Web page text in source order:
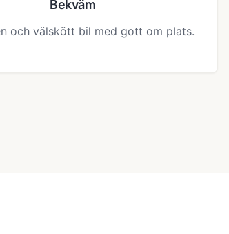
Bekväm
och välskött bil med gott om plats.